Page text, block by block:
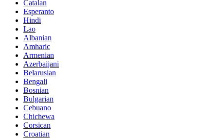
Catalan
Esperanto
Hindi
Lao
Albanian
Amharic
Armenian
Azerbaijani
Belarusian
Bengali
Bosnian
Bulgarian
Cebuano
Chichewa
Corsican
Croatian